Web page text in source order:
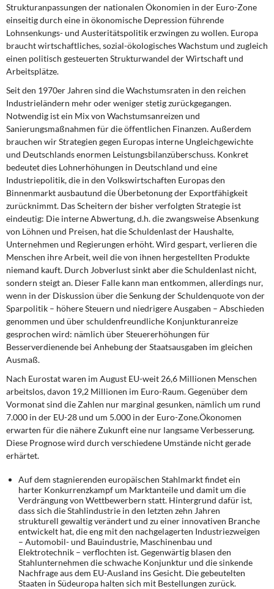
Strukturanpassungen der nationalen Ökonomien in der Euro-Zone
einseitig durch eine in ökonomische Depression führende
Lohnsenkungs- und Austeritätspolitik erzwingen zu wollen. Europa
braucht wirtschaftliches, sozial-ökologisches Wachstum und zugleich
einen politisch gesteuerten Strukturwandel der Wirtschaft und
Arbeits­plätze.
Seit den 1970er Jahren sind die Wachstumsraten in den reichen
Industrieländern mehr oder weniger stetig zurückgegangen.
Notwendig ist ein Mix von Wachstumsanreizen und
Sanierungsmaßnahmen für die öffentlichen Finanzen. Außerdem
brauchen wir Strategien gegen Europas interne Ungleichgewichte
und Deutschlands enormen Leistungsbilanzüberschuss. Konkret
bedeutet dies Lohnerhöhungen in Deutschland und eine
Industriepolitik, die in den Volkswirtschaften Europas den
Binnenmarkt ausbautund die Überbetonung der Exportfähigkeit
zurücknimmt. Das Scheitern der bisher verfolgten Strategie ist
eindeutig: Die interne Abwertung, d.h. die zwangsweise Ab­senkung
von Löhnen und Preisen, hat die Schuldenlast der Haushalte,
Unternehmen und Regierungen erhöht. Wird gespart, verlieren die
Menschen ihre Arbeit, weil die von ihnen hergestellten Produkte
niemand kauft. Durch Jobverlust sinkt aber die Schuldenlast nicht,
sondern steigt an. Dieser Falle kann man entkommen, allerdings nur,
wenn in der Diskussion über die Senkung der Schuldenquote von der
Sparpolitik – höhere Steuern und niedrigere Ausgaben – Abschieden
genommen und über schulden­freundliche Konjunkturanreize
gesprochen wird: nämlich über Steuererhöhungen für
Besserverdienende bei Anhebung der Staatsausgaben im gleichen
Ausmaß.
Nach Eurostat waren im August EU-weit 26,6 Millionen Menschen
arbeitslos, davon 19,2 Millionen im Euro-Raum. Gegenüber dem
Vormonat sind die Zahlen nur marginal gesunken, nämlich um rund
7.000 in der EU-28 und um 5.000 in der Euro-Zone.Ökonomen
erwarten für die nähere Zukunft eine nur langsame Verbesserung.
Diese Prognose wird durch verschiedene Umstände nicht gerade
erhärtet.
Auf dem stagnierenden europäischen Stahlmarkt findet ein
harter Konkurrenz­kampf um Marktanteile und damit um die
Verdrängung von Wettbewerbern statt. Hintergrund dafür ist,
dass sich die Stahlindustrie in den letzten zehn Jahren
strukturell gewaltig verändert und zu einer innovativen Branche
entwickelt hat, die eng mit den nachgelagerten Industriezweigen
– Automobil- und Bauindustrie, Maschinenbau und
Elektrotechnik – verflochten ist. Gegenwärtig blasen den
Stahlunternehmen die schwache Konjunktur und die sinkende
Nachfrage aus dem EU-Ausland ins Gesicht. Die gebeutelten
Staaten in Südeuropa halten sich mit Bestellungen zurück.